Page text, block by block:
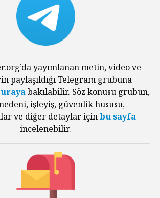
yayımlanan metin, video ve
paylaşıldığı Telegram grubuna
bakılabilir. Söz konusu grubun,
işleyiş, güvenlik hususu,
ve diğer detaylar içinbu sayfa
incelenebilir.